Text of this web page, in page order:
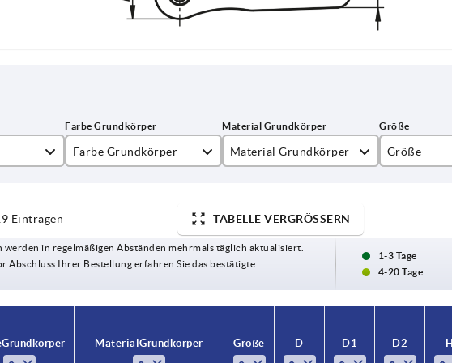
Farbe Grundkörper
reinorange RAL 2004
verkehrsblau RAL 5017
Material Grundkörper Größe
2
5
Einträgen TABELLE VERGRÖSSERN
werden in regelmäßigen Abständen mehrmals täglich aktualisiert.
Abschluss Ihrer Bestellung erfahren Sie das bestätigte
1-3 Tage
4-20 Tage
Grundkörper Material Grundkörper Größe D D1 D2 H
Grundkörper Material Grundkörper Größe D D1 D2 H